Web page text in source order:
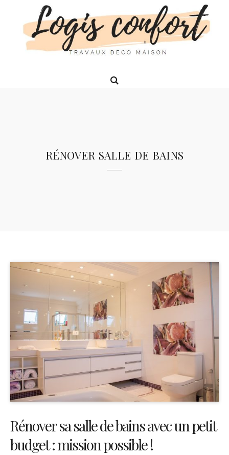
rénover salle de bains
Rénover sa salle de bains avec un petit
budget : mission possible !